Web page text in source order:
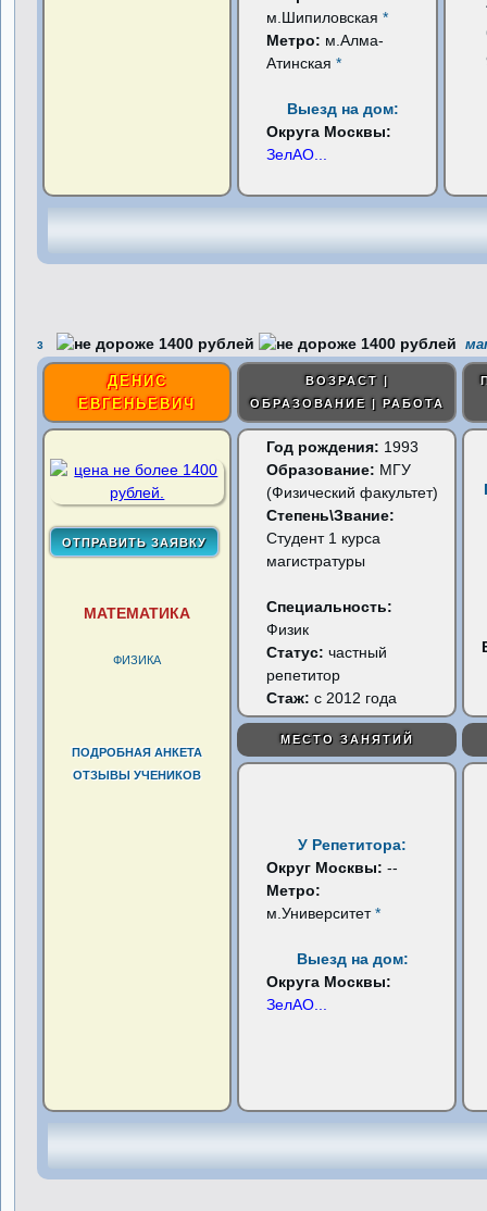
м.Шипиловская*
Метро: м.Алма-
Атинская*
Выезд на дом:
Округа Москвы:
ЗелАО
3
ДЕНИС
ЕВГЕНЬЕВИЧ
ВОЗРАСТ |
ОБРАЗОВАНИЕ | РАБОТА
МАТЕМАТИКА
ФИЗИКА
ПОДРОБНАЯ АНКЕТА
ОТЗЫВЫ УЧЕНИКОВ
Год рождения: 1993
Образование: МГУ
(Физический факультет)
Степень\Звание:
Студент 1 курса
магистратуры
Специальность:
Физик
Статус:частный
репетитор
Стаж: с 2012 года
МЕСТО ЗАНЯТИЙ
У Репетитора:
Округ Москвы:--
Метро:
м.Университет*
Выезд на дом:
Округа Москвы:
ЗелАО